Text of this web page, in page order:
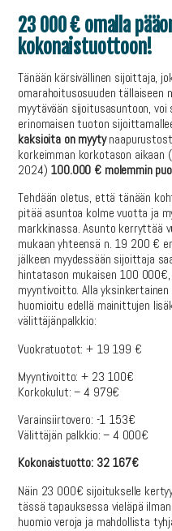
23 000 € omalla
kokonaistuottoon!
Tänään kärsivällinen sijoittaja,
omarahoitusosuuden
myytävään sijoitusasuntoon, voi
erinomaisen tuoton
kaksioita on myyty
korkeimman korkotason aikaan
2024) 100.000 € molemmin
Tehdään oletus, että tänään
pitää asuntoa kolme vuotta ja
markkinassa. Asunto kerryttää
mukaan yhteensä n. 19 200 €
jälkeen myydessään sijoittaja
hintatason mukaisen 100
myyntivoitto. Alla
huomioitu edellä mainittujen
välittäjänpalkkio:
Vuokratuotot: + 19 199 €
Myyntivoitto: + 23 100€
Korkokulut: – 4 979€
Varainsiirtovero: -1 153€
Välittäjän palkkio: – 4 000€
Kokonaistuotto: 32 167€
Näin 23 000€ sijoitukselle
tässä tapauksessa vieläpä
huomio veroja ja mahdollista